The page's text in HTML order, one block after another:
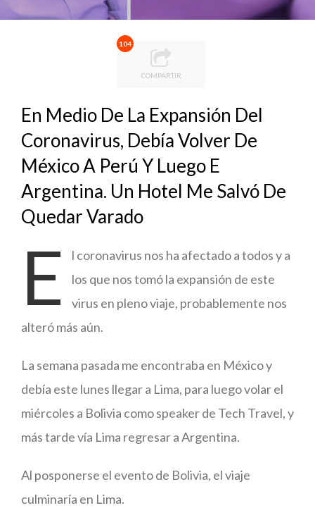
104
COMPARTIR
En Medio De La Expansión Del
Coronavirus, Debía Volver De
México A Perú Y Luego E
Argentina. Un Hotel Me Salvó De
Quedar Varado
E
l coronavirus nos ha afectado a todos y a
los que nos tomó la expansión de este
virus en pleno viaje, probablemente nos
alteró más aún.
La semana pasada me encontraba en México y
debía este lunes llegar a Lima, para luego volar el
miércoles a Bolivia como speaker de Tech Travel, y
más tarde vía Lima regresar a Argentina.
Al posponerse el evento de Bolivia, el viaje
culminaría en Lima.